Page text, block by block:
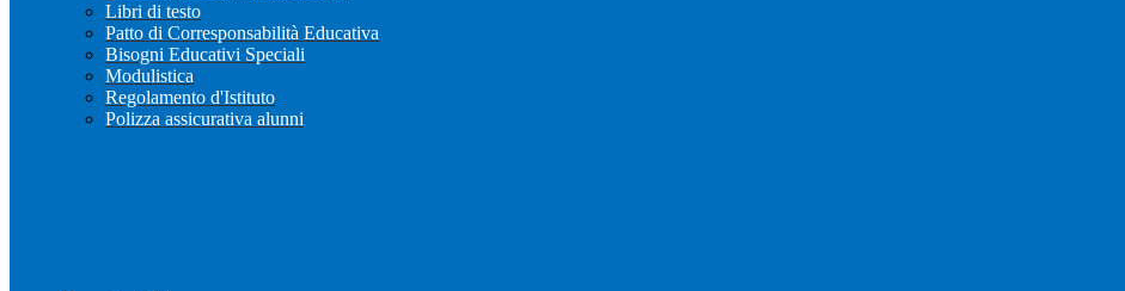
Libri di testo
Patto di Corresponsabilità Educativa
Bisogni Educativi Speciali
Modulistica
Regolamento d'Istituto
Polizza assicurativa alunni